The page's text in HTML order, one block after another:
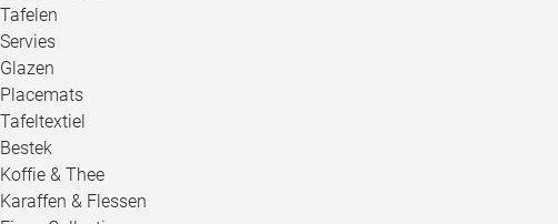
Tafelen
Servies
Glazen
Placemats
Tafeltextiel
Bestek
Koffie & Thee
Karaffen & Flessen